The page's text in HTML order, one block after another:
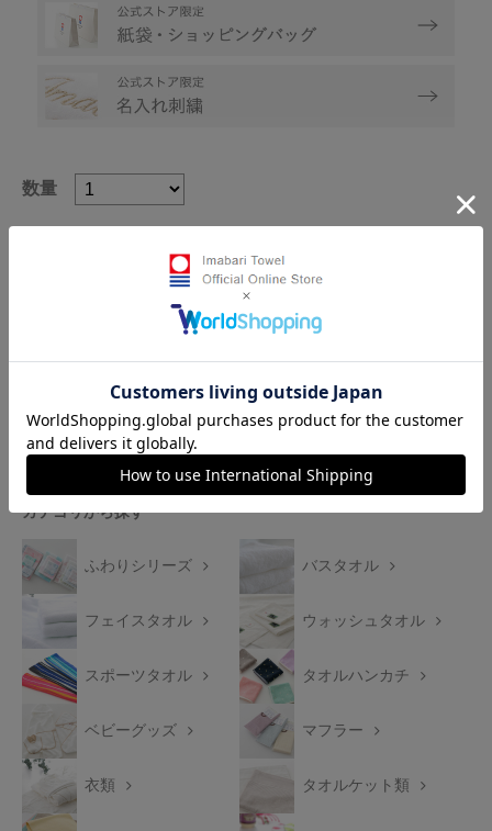
数量
お気に入りに登録する
カテゴリから探す
ふわりシリーズ バスタオル
フェイスタオル ウォッシュタオル
スポーツタオル タオルハンカチ
ベビーグッズ マフラー
衣類 タオルケット類